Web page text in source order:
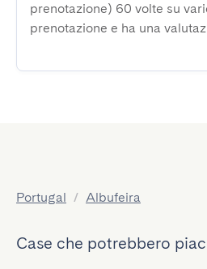
prenotazione) 60 volte su
prenotazione e ha una
Portugal / Albufeira
Case che potrebbero